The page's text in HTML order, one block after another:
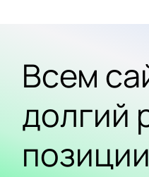
Всем
долгий